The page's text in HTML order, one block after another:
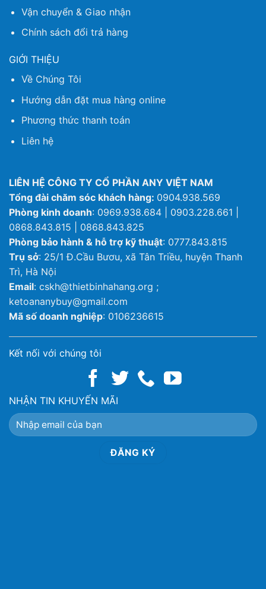
Vận chuyển & Giao nhận
Chính sách đổi trả hàng
GIỚI THIỆU
Về Chúng Tôi
Hướng dẫn đặt mua hàng online
Phương thức thanh toán
Liên hệ
LIÊN HỆ CÔNG TY CỔ PHẦN ANY VIỆT NAM
Tổng đài chăm sóc khách hàng: 0904.938.569
Phòng kinh doanh: 0969.938.684 | 0903.228.661 |
0868.843.815 | 0868.843.825
Phòng bảo hành & hỗ trợ kỹ thuật: 0777.843.815
Trụ sở: 25/1 Đ.Cầu Bươu, xã Tân Triều, huyện Thanh
Trì, Hà Nội
Email: cskh@thietbinhahang.org ;
ketoananybuy@gmail.com
Mã số doanh nghiệp: 0106236615
Kết nối với chúng tôi
NHẬN TIN KHUYẾN MÃI